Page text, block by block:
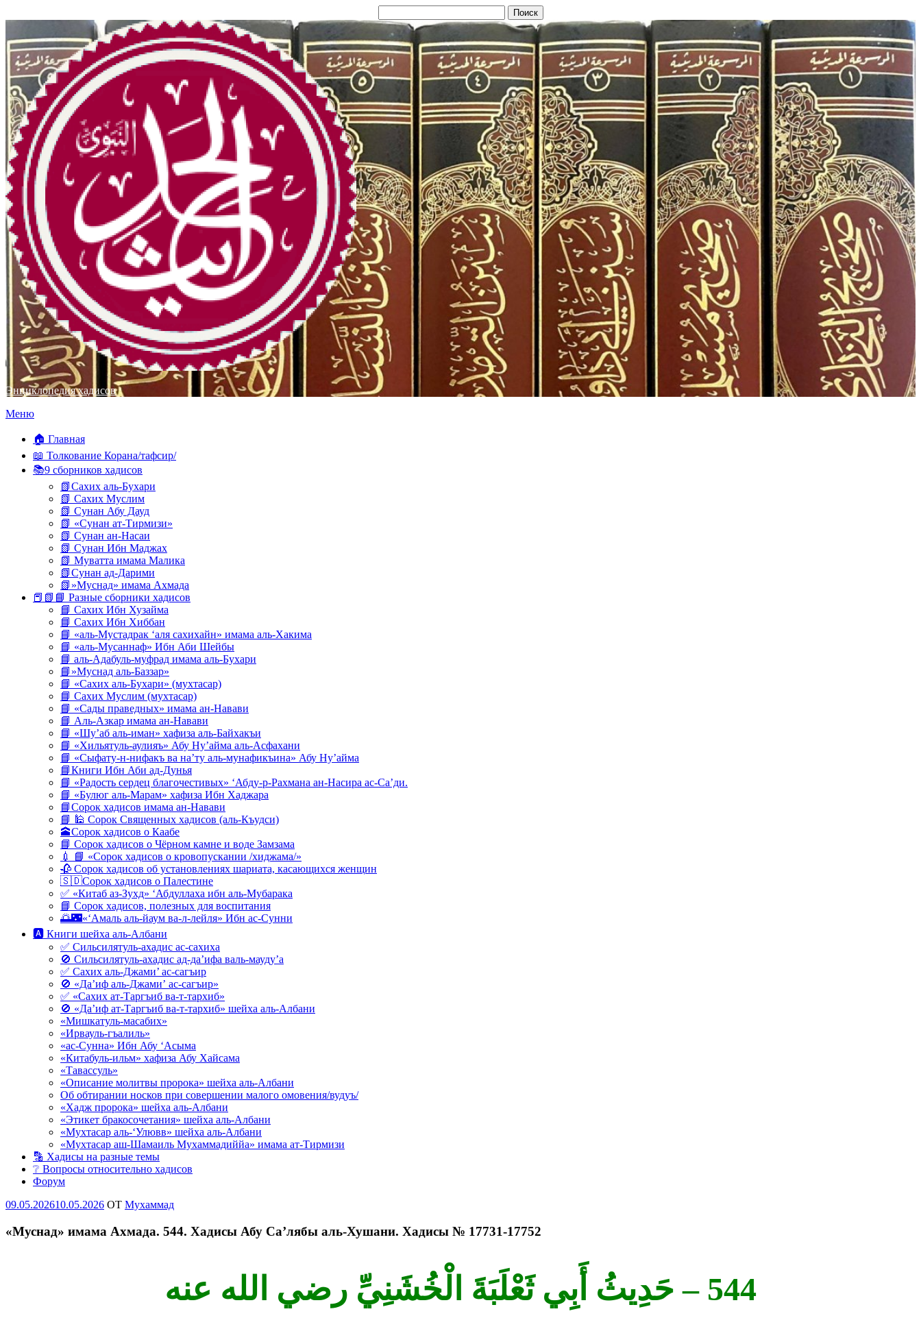
Энциклопедия хадисов
Перейти
содержимому
Меню
🏠 Главная
📖 Толкование Корана/тафсир/
📚9 сборников хадисов
📗Сахих аль-Бухари
📗 Сахих Муслим
📗 Сунан Абу Дауд
📗 «Сунан ат-Тирмизи»
📗 Сунан ан-Насаи
📗 Сунан Ибн Маджах
📗 Муватта имама Малика
📗Сунан ад-Дарими
📗»Муснад» имама Ахмада
📕📗📘 Разные сборники хадисов
📘 Сахих Ибн Хузайма
📘 Сахих Ибн Хиббан
📘 «аль-Мустадрак ‘аля сахихайн» имама аль-Хакима
📘 «аль-Мусаннаф» Ибн Аби Шейбы
📘 аль-Адабуль-муфрад имама аль-Бухари
📘»Муснад аль-Баззар»
📘 «Сахих аль-Бухари» (мухтасар)
📘 Сахих Муслим (мухтасар)
📘 «Сады праведных» имама ан-Навави
📘 Аль-Азкар имама ан-Навави
📘 «Шу’аб аль-иман» хафиза аль-Байхакъи
📘 «Хильятуль-аулияъ» Абу Ну’айма аль-Асфахани
📘 «Сыфату-н-нифакъ ва на’ту аль-мунафикъина» Абу Ну’айма
📘Книги Ибн Аби ад-Дунья
📘 «Радость сердец благочестивых» ‘Абду-р-Рахмана ан-Насира ас-Са’ди.
📘 «Булюг аль-Марам» хафиза Ибн Хаджара
📘Сорок хадисов имама ан-Навави
📘 🕌 Сорок Священных хадисов (аль-Къудси)
🕋Сорок хадисов о Каабе
📘 Сорок хадисов о Чёрном камне и воде Замзама
💉 📘 «Сорок хадисов о кровопускании /хиджама/»
🥀 Сорок хадисов об установлениях шариата, касающихся женщин
🇸🇩Сорок хадисов о Палестине
✅ «Китаб аз-Зухд» ‘Абдуллаха ибн аль-Мубарака
📘 Сорок хадисов, полезных для воспитания
🌅🌃«‘Амаль аль-йаум ва-л-лейля» Ибн ас-Сунни
🅰 Книги шейха аль-Албани
✅ Сильсилятуль-ахадис ас-сахиха
🚫 Сильсилятуль-ахадис ад-да’ифа валь-мауду’а
✅ Сахих аль-Джами’ ас-сагъир
🚫 «Да’иф аль-Джами’ ас-сагъир»
✅ «Сахих ат-Таргъиб ва-т-тархиб»
🚫 «Да’иф ат-Таргъиб ва-т-тархиб» шейха аль-Албани
«Мишкатуль-масабих»
«Ирвауль-гъалиль»
«ас-Сунна» Ибн Абу ‘Асыма
«Китабуль-ильм» хафиза Абу Хайсама
«Тавассуль»
«Описание молитвы пророка» шейха аль-Албани
Об обтирании носков при совершении малого омовения/вудуъ/
«Хадж пророка» шейха аль-Албани
«Этикет бракосочетания» шейха аль-Албани
«Мухтасар аль-‘Улювв» шейха аль-Албани
«Мухтасар аш-Шамаиль Мухаммадиййа» имама ат-Тирмизи
🔡 Хадисы на разные темы
❔ Вопросы относительно хадисов
Форум
Опубликовано
09.05.202610.05.2026 OT Мухаммад
«Муснад» имама Ахмада. 544. Хадисы Абу Са’лябы аль-Хушани. Хадисы № 17731-17752
544 – حَدِيثُ أَبِي ثَعْلَبَةَ الْخُشَنِيِّ رضي الله عنه